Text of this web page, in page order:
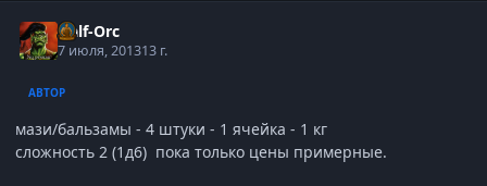
Half-Orc
7 июля, 201313 г.
АВТОР
мази/бальзамы - 4 штуки - 1 ячейка - 1 кг
сложность 2 (1д6) пока только цены примерные.